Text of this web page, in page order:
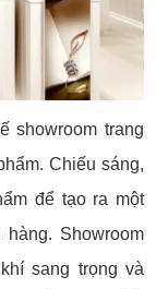
showroom trang
Chiếu sáng,
để tạo ra một
Showroom
sang trọng và